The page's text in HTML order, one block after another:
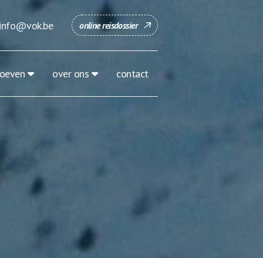
online reisdossier
over ons contact